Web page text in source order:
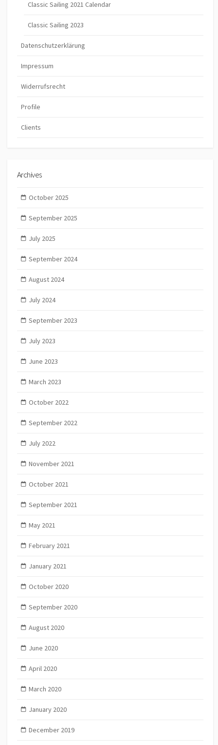
Classic Sailing 2021 Calendar
Classic Sailing 2023
Datenschutzerklärung
Impressum
Widerrufsrecht
Profile
Clients
Archives
October 2025
September 2025
July 2025
September 2024
August 2024
July 2024
September 2023
July 2023
June 2023
March 2023
October 2022
September 2022
July 2022
November 2021
October 2021
September 2021
May 2021
February 2021
January 2021
October 2020
September 2020
August 2020
June 2020
April 2020
March 2020
January 2020
December 2019